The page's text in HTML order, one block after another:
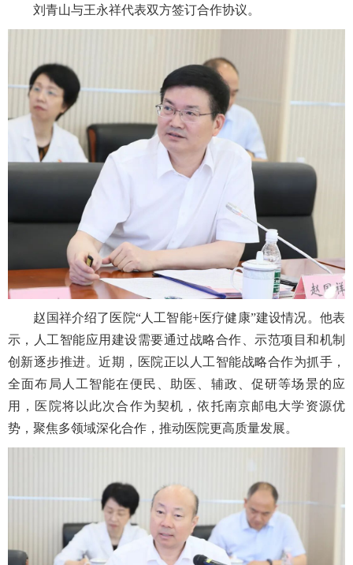
刘青山与王永祥代表双方签订合作协议。
赵国祥介绍了医院“人工智能+医疗健康”建设情况。他表
示，人工智能应用建设需要通过战略合作、示范项目和机制
创新逐步推进。近期，医院正以人工智能战略合作为抓手，
全面布局人工智能在便民、助医、辅政、促研等场景的应
用，医院将以此次合作为契机，依托南京邮电大学资源优
势，聚焦多领域深化合作，推动医院更高质量发展。